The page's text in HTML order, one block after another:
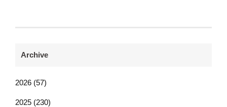
Archive
2026 (57)
2025 (230)